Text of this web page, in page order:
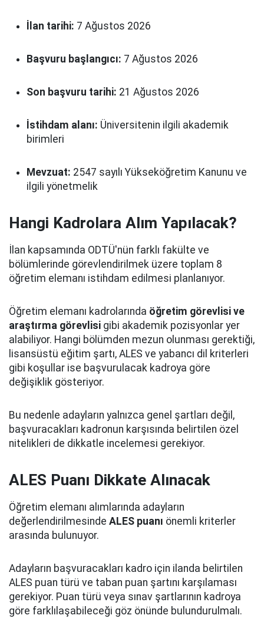
İlan tarihi: 7 Ağustos 2026
Başvuru başlangıcı: 7 Ağustos 2026
Son başvuru tarihi: 21 Ağustos 2026
İstihdam alanı: Üniversitenin ilgili akademik
birimleri
Mevzuat: 2547 sayılı Yükseköğretim Kanunu ve
ilgili yönetmelik
Hangi Kadrolara Alım Yapılacak?
İlan kapsamında ODTÜ'nün farklı fakülte ve
bölümlerinde görevlendirilmek üzere toplam 8
öğretim elemanı istihdam edilmesi planlanıyor.
Öğretim elemanı kadrolarında öğretim görevlisi ve
araştırma görevlisi gibi akademik pozisyonlar yer
alabiliyor. Hangi bölümden mezun olunması gerektiği,
lisansüstü eğitim şartı, ALES ve yabancı dil kriterleri
gibi koşullar ise başvurulacak kadroya göre
değişiklik gösteriyor.
Bu nedenle adayların yalnızca genel şartları değil,
başvuracakları kadronun karşısında belirtilen özel
nitelikleri de dikkatle incelemesi gerekiyor.
ALES Puanı Dikkate Alınacak
Öğretim elemanı alımlarında adayların
değerlendirilmesinde ALES puanı önemli kriterler
arasında bulunuyor.
Adayların başvuracakları kadro için ilanda belirtilen
ALES puan türü ve taban puan şartını karşılaması
gerekiyor. Puan türü veya sınav şartlarının kadroya
göre farklılaşabileceği göz önünde bulundurulmalı.